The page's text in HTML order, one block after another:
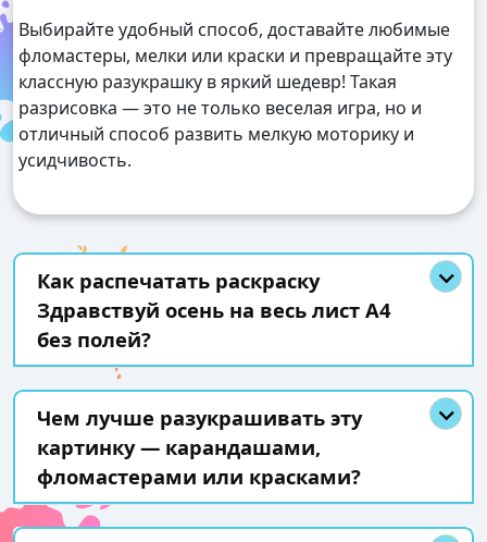
Выбирайте удобный способ, доставайте любимые
фломастеры, мелки или краски и превращайте эту
классную разукрашку в яркий шедевр! Такая
разрисовка — это не только веселая игра, но и
отличный способ развить мелкую моторику и
усидчивость.
Как распечатать раскраску
Здравствуй осень на весь лист А4
без полей?
Чем лучше разукрашивать эту
картинку — карандашами,
фломастерами или красками?